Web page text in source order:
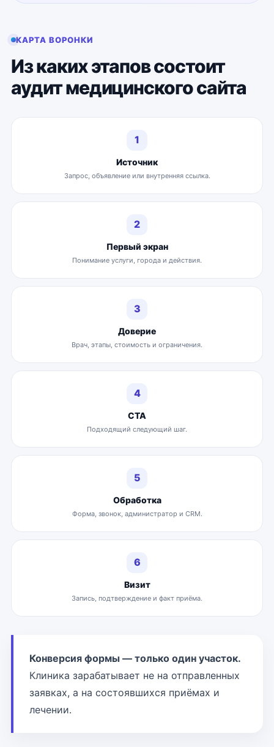
КАРТА ВОРОНКИ
Из каких этапов состоит
аудит медицинского сайта
1
Источник
Запрос, объявление или внутренняя ссылка.
2
Первый экран
Понимание услуги, города и действия.
3
Доверие
Врач, этапы, стоимость и ограничения.
4
CTA
Подходящий следующий шаг.
5
Обработка
Форма, звонок, администратор и CRM.
6
Визит
Запись, подтверждение и факт приёма.
Конверсия формы — только один участок.
Клиника зарабатывает не на отправленных
заявках, а на состоявшихся приёмах и
лечении.